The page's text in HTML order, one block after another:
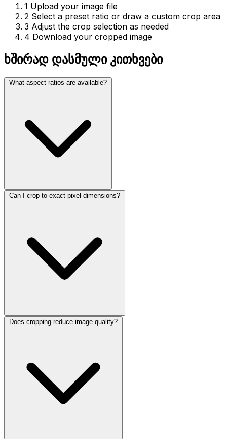
1 Upload your image file
2 Select a preset ratio or draw a custom crop area
3 Adjust the crop selection as needed
4 Download your cropped image
ხშირად დასმული კითხვები
What aspect ratios are available?
Can I crop to exact pixel dimensions?
Does cropping reduce image quality?